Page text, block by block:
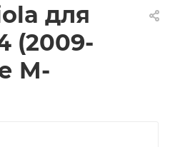
для
(2009-
M-